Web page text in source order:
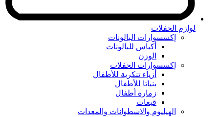
لوازم الحفلات
إكسسوارات البالونات
أكياس للبالونات
الوزن
إكسسوارات الحفلات
أزياء تنكرية للأطفال
بنياتا للأطفال
زمارة أطفال
قبعات
الهيليوم والاسطوانات والمعدات